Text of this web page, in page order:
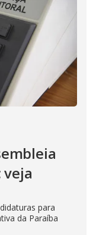
veja
para
da Paraíba